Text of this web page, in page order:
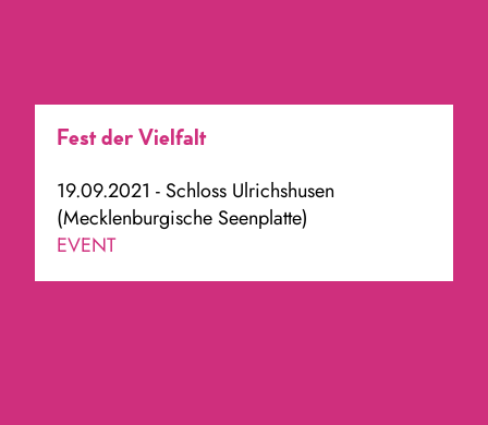
Fest der Vielfalt
19.09.2021 - Schloss Ulrichshusen
(Mecklenburgische Seenplatte)
EVENT